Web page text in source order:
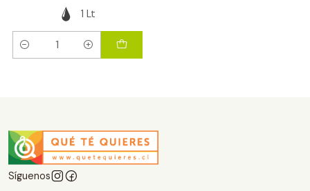
1 Lt
Cantidad
Síguenos